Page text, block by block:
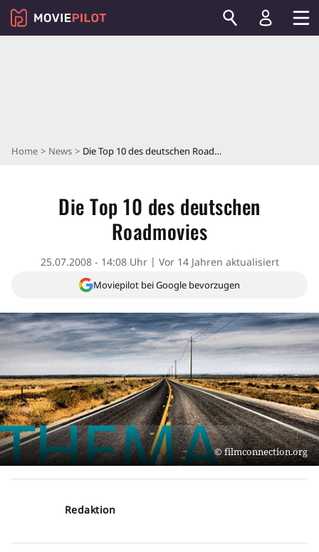
Home News Die Top 10 des deutschen Roadmovies
Die Top 10 des deutschen
Roadmovies
25.07.2008 - 14:08 Uhr Vor 14 Jahren aktualisiert
Moviepilot bei Google bevorzugen
filmconnection.org
Redaktion